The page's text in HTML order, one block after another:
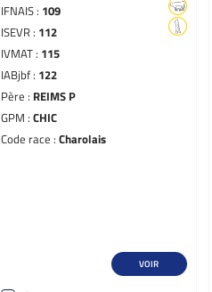
IFNAIS : 109
ISEVR : 112
IVMAT : 115
IABjbf : 122
Père : REIMS P
GPM : CHIC
Code race : Charolais
VOIR